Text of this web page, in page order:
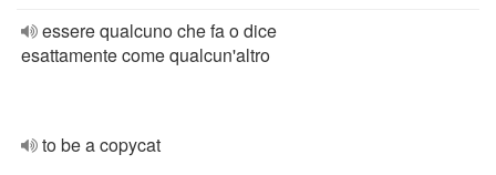
essere qualcuno che fa o dice
esattamente come qualcun'altro
to be a copycat